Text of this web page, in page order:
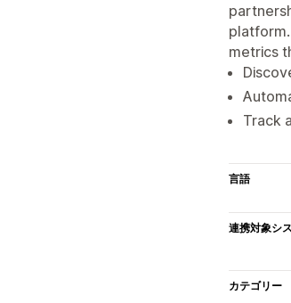
metrics
Track
言語
連携対象シ
カテゴリー